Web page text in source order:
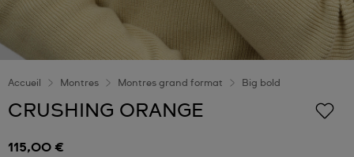
Accueil Montres Montres grand format Big bold
CRUSHING ORANGE
115,00 €